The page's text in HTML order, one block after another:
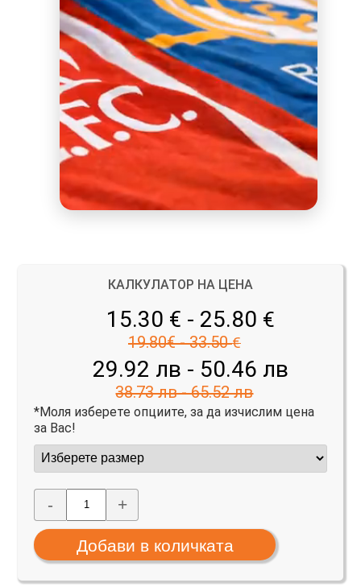
КАЛКУЛАТОР НА ЦЕНА
15.30 € - 25.80 €
19.80€ - 33.50 €
29.92 лв - 50.46 лв
38.73 лв - 65.52 лв
*Моля изберете опциите, за да изчислим цена
за Вас!
- +